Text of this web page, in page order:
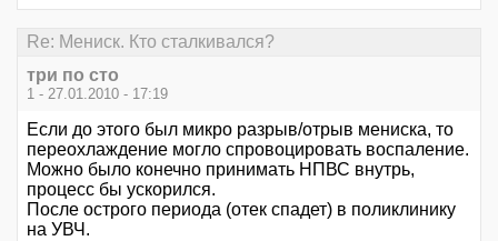
Re: Мениск. Кто сталкивался?
три по сто
1 - 27.01.2010 - 17:19
Если до этого был микро разрыв/отрыв мениска, то
переохлаждение могло спровоцировать воспаление.
Можно было конечно принимать НПВС внутрь,
процесс бы ускорился.
После острого периода (отек спадет) в поликлинику
на УВЧ.